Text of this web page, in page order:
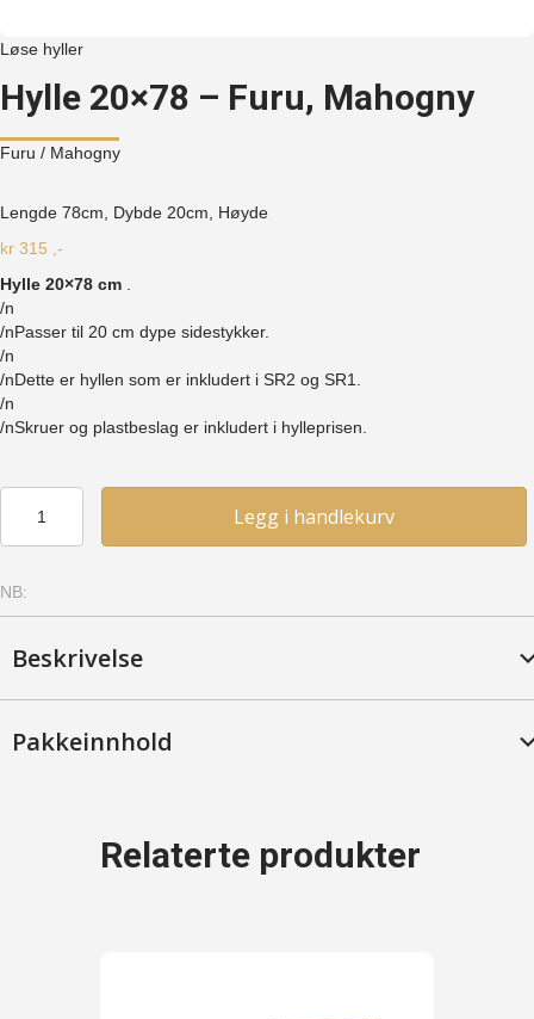
Løse hyller
Hylle 20×78 – Furu, Mahogny
Furu / Mahogny
Lengde 78cm, Dybde 20cm, Høyde
kr 315 ,-
Hylle 20×78 cm
/n
/nPasser til 20 cm dype sidestykker.
/n
/nDette er hyllen som er inkludert i SR2 og SR1.
/n
/nSkruer og plastbeslag er inkludert i hylleprisen.
20x78
-
Mahogny
antall
Legg i handlekurv
NB:
Beskrivelse
Pakkeinnhold
Relaterte produkter